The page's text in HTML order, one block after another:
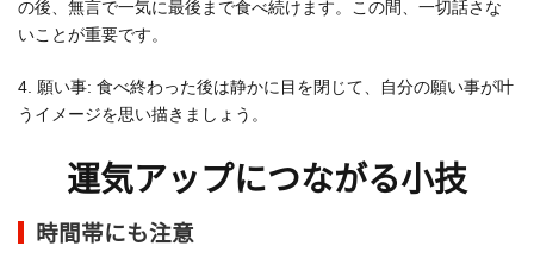
の後、無言で一気に最後まで食べ続けます。この間、一切話さな
いことが重要です。
4. 願い事: 食べ終わった後は静かに目を閉じて、自分の願い事が叶
うイメージを思い描きましょう。
運気アップにつながる小技
時間帯にも注意